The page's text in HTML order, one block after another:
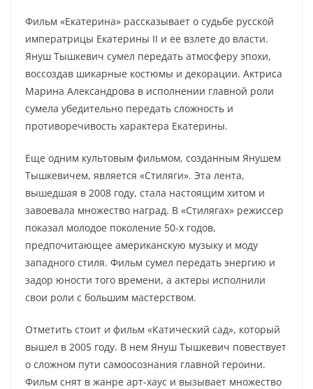
Фильм «Екатерина» рассказывает о судьбе русской
императрицы Екатерины II и ее взлете до власти.
Януш Тышкевич сумел передать атмосферу эпохи,
воссоздав шикарные костюмы и декорации. Актриса
Марина Александрова в исполнении главной роли
сумела убедительно передать сложность и
противоречивость характера Екатерины.
Еще одним культовым фильмом, созданным Янушем
Тышкевичем, является «Стиляги». Эта лента,
вышедшая в 2008 году, стала настоящим хитом и
завоевала множество наград. В «Стилягах» режиссер
показал молодое поколение 50-х годов,
предпочитающее американскую музыку и моду
западного стиля. Фильм сумел передать энергию и
задор юности того времени, а актеры исполнили
свои роли с большим мастерством.
Отметить стоит и фильм «Катический сад», который
вышел в 2005 году. В нем Януш Тышкевич повествует
о сложном пути самоосознания главной героини.
Фильм снят в жанре арт-хаус и вызывает множество